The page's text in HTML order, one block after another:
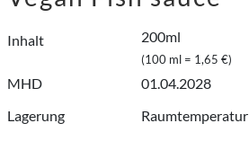
Inhalt 200ml
(100 ml = 1,65 €)
MHD
01.04.2028
Lagerung
Raumtemperatur